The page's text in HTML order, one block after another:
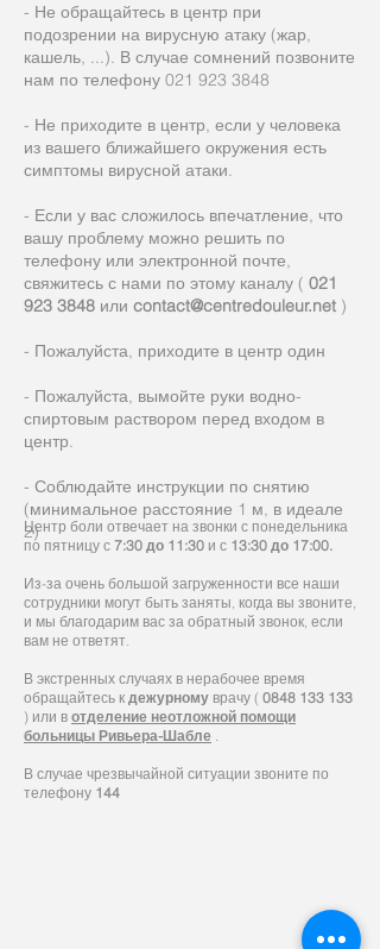
Центр боли отвечает на звонки с понедельника
по пятницу с 7:30 до 11:30 и с 13:30 до 17:00.
Из-за очень большой загруженности все наши
сотрудники могут быть заняты, когда вы звоните,
и мы благодарим вас за обратный звонок, если
вам не ответят.
В экстренных случаях в нерабочее время
обращайтесь к дежурному врачу ( 0848 133 133
) или в отделение неотложной помощи
больницы Ривьера-Шабле .
В случае чрезвычайной ситуации звоните по
телефону 144
- Не обращайтесь в центр при
подозрении на вирусную атаку (жар,
кашель, ...). В случае сомнений позвоните
нам по телефону 021 923 3848
- Не приходите в центр, если у человека
из вашего ближайшего окружения есть
симптомы вирусной атаки.
- Если у вас сложилось впечатление, что
вашу проблему можно решить по
телефону или электронной почте,
свяжитесь с нами по этому каналу ( 021
923 3848 или contact@centredouleur.net )
- Пожалуйста, приходите в центр один
- Пожалуйста, вымойте руки водно-
спиртовым раствором перед входом в
центр.
- Соблюдайте инструкции по снятию
(минимальное расстояние 1 м, в идеале
2)